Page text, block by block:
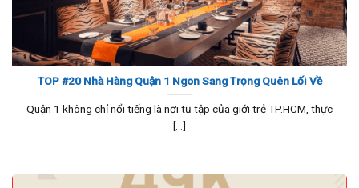
TOP #20 Nhà Hàng Quận 1 Ngon Sang Trọng Quên Lối Về
Quận 1 không chỉ nổi tiếng là nơi tụ tập của giới trẻ TP.HCM, thực
[...]